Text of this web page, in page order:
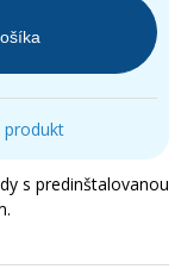
produkt
s predinštalovanou